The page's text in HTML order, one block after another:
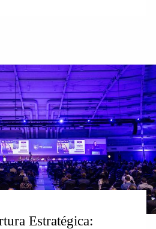
Estratégica: